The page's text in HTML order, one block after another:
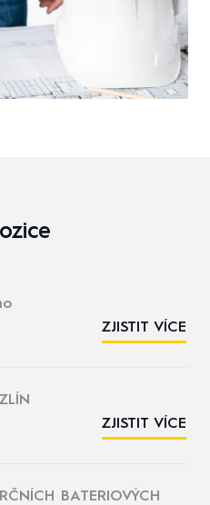
ZJISTIT VÍCE
ZLÍN
ZJISTIT VÍCE
BATERIOVÝCH